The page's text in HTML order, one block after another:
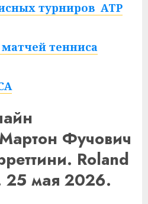
турниров ATP
тенниса
Фучович
Roland
25 мая 2026.